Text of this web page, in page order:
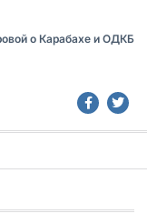
о Карабахе и ОДКБ